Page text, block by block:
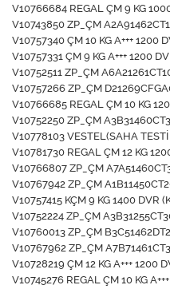
V10766684 REGAL ÇM 9 KG
V10743850 ZP_ÇM
V10757340 ÇM 10 KG A+++ 1200
V10757331 ÇM 9 KG A+++ 1200
V10752511 ZP_ÇM
V10757266 ZP_ÇM
V10766685 REGAL ÇM 10 KG
V10752250 ZP_ÇM
V10778103 VESTEL(SAHA
V10781730 REGAL ÇM 12 KG
V10766807 ZP_ÇM
V10767942 ZP_ÇM
V10757415 KÇM 9 KG 1400 DVR
V10752224 ZP_ÇM
V10760013 ZP_ÇM
V10767962 ZP_ÇM
V10728219 ÇM 12 KG A+++ 1200
V10745276 REGAL ÇM 10 KG